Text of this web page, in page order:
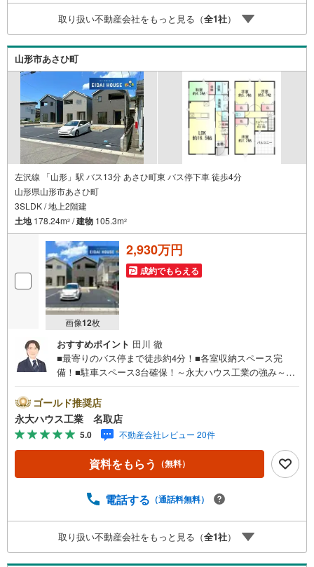
せていただきます。各店舗ではキッズスペースも完備！お
子様連れのご家族皆様で、ぜひお越しください。営業時間:
10:00～18:00（定休日:火・水曜日 ※店舗により変動あ
り）現地のご案内も可能ですので、どうぞお気軽にお問い
合わせください！
取り扱い不動産会社をもっと見る（全1社）
山形市あさひ町
左沢線 「山形」駅 バス13分 あさひ町東 バス停下車 徒歩4分
山形県山形市あさひ町
3SLDK / 地上2階建
土地178.24m2 /建物 105.3m2
画像12枚
2,930万円
成約でもらえる
おすすめポイント 田川 徹
■最寄りのバス停まで徒歩約4分！■各室収納スペース完
備！■駐車スペース3台確保！～永大ハウス工業の強み～仙
社の強みを大きく2つに分けてご紹介！1.＜豊富な不動産知
識＞戸建・マンション・土地…と種別を問わず不動産を取
り扱っております。さらに教育施設や商業施設、子育て環
境や行政などの地域情報を総合し、お客様により良い物件
選びをしていただけるよう、しっかりとサポートさせてい
ただきます。2.＜経験豊富なスタッフ＞当社では【購入】
様々なご相談はもちろん、ご購入時に気になる住宅ローン
す。各店舗ではキッズスペースも完備！お子様連れのご家
族皆様で、ぜひお越しください。営業時間:10:00～18:00
（定休日:火・水曜日 ※店舗により変動あり）現地のご案
ゴールド推奨店
永大ハウス工業 名取店
5.0 不動産会社レビュー 20件
資料をもらう （無料）
電話する （通話料無料）
取り扱い不動産会社をもっと見る（全1社）